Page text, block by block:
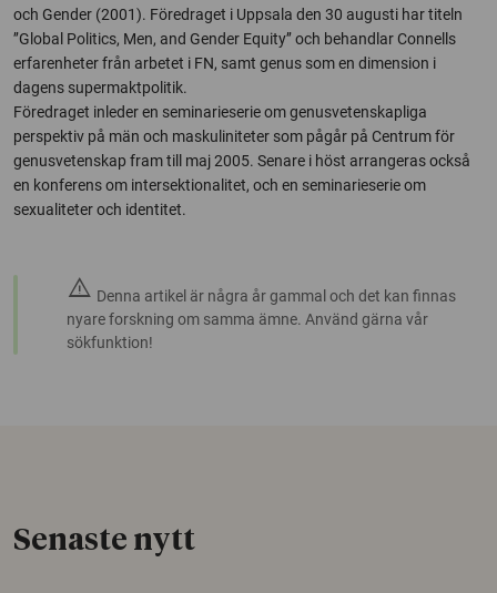
och Gender (2001). Föredraget i Uppsala den 30 augusti har titeln
’’Global Politics, Men, and Gender Equity’’ och behandlar Connells
erfarenheter från arbetet i FN, samt genus som en dimension i
dagens supermaktpolitik.
Föredraget inleder en seminarieserie om genusvetenskapliga
perspektiv på män och maskuliniteter som pågår på Centrum för
genusvetenskap fram till maj 2005. Senare i höst arrangeras också
en konferens om intersektionalitet, och en seminarieserie om
sexualiteter och identitet.
warning Denna artikel är några år gammal och det kan finnas
nyare forskning om samma ämne. Använd gärna vår
sökfunktion!
Senaste nytt